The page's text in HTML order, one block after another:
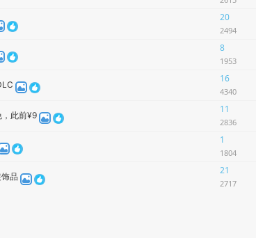
20
2494
8
1953
16
4340
，此前¥9
11
2836
1
1804
品
21
2717